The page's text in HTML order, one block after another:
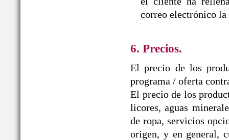
correo electrónico la
6. Precios.
El precio de los
programa / oferta
El precio de los
licores, aguas
de ropa, servicios
origen, y en general,